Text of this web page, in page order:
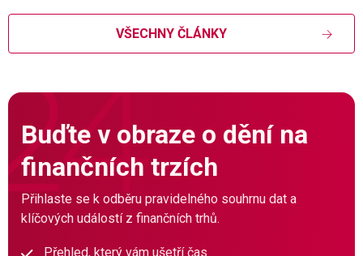
VŠECHNY ČLÁNKY
Buďte v obraze o dění na
finančních trzích
Přihlaste se k odběru pravidelného souhrnu dat a
klíčových událostí z finančních trhů.
Přehled, který vám ušetří čas